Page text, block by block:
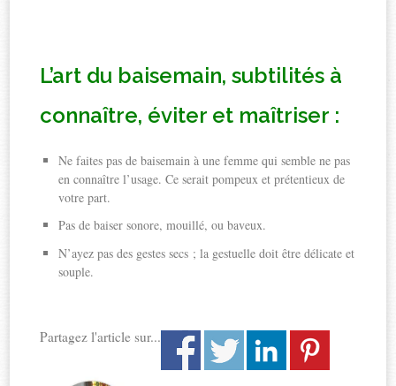
L’art du baisemain, subtilités à
connaître, éviter et maîtriser :
Ne faites pas de baisemain à une femme qui semble ne pas
en connaître l’usage. Ce serait pompeux et prétentieux de
votre part.
Pas de baiser sonore, mouillé, ou baveux.
N’ayez pas des gestes secs ; la gestuelle doit être délicate et
souple.
Partagez l'article sur...